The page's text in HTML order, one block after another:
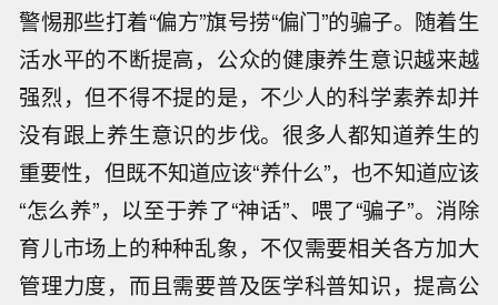
警惕那些打着“偏方”旗号捞“偏门”的骗子。随着生
活水平的不断提高，公众的健康养生意识越来越
强烈，但不得不提的是，不少人的科学素养却并
没有跟上养生意识的步伐。很多人都知道养生的
重要性，但既不知道应该“养什么”，也不知道应该
“怎么养”，以至于养了“神话”、喂了“骗子”。消除
育儿市场上的种种乱象，不仅需要相关各方加大
管理力度，而且需要普及医学科普知识，提高公